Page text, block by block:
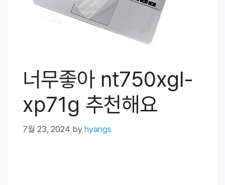
너무좋아 nt750xgl-
xp71g 추천해요
7월 23, 2024 by hyangs